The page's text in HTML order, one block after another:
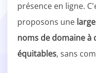
présence en ligne.
proposons une
noms de domaine à
équitables, sans